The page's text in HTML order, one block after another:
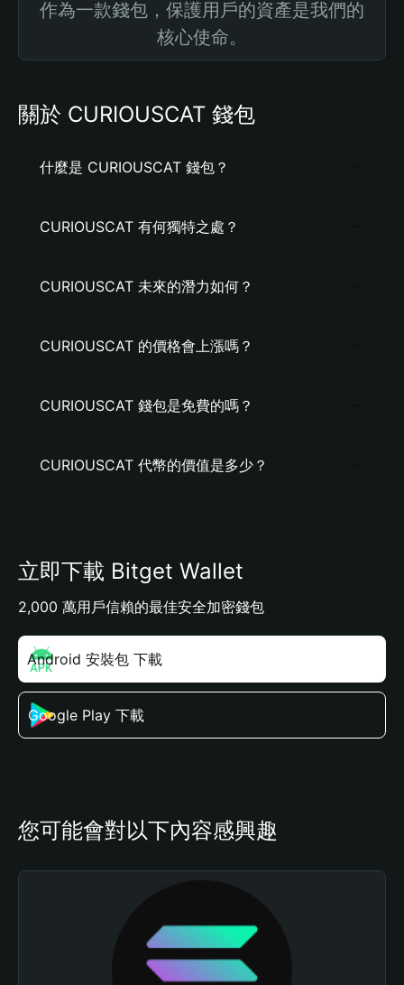
作為一款錢包，保護用戶的資產是我們的
核心使命。
關於 CURIOUSCAT 錢包
什麼是 CURIOUSCAT 錢包？
CURIOUSCAT 有何獨特之處？
CURIOUSCAT 未來的潛力如何？
CURIOUSCAT 的價格會上漲嗎？
CURIOUSCAT 錢包是免費的嗎？
CURIOUSCAT 代幣的價值是多少？
立即下載 Bitget Wallet
2,000 萬用戶信賴的最佳安全加密錢包
Android 安裝包 下載
Google Play 下載
您可能會對以下內容感興趣